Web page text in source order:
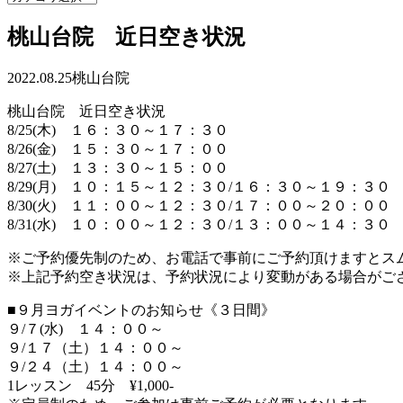
桃山台院 近日空き状況
2022.08.25桃山台院
桃山台院 近日空き状況
8/25(木) １６：３０～１７：３０
8/26(金) １５：３０～１７：００
8/27(土) １３：３０～１５：００
8/29(月) １０：１５～１２：３０/１６：３０～１９：３０
8/30(火) １１：００～１２：３０/１７：００～２０：００
8/31(水) １０：００～１２：３０/１３：００～１４：３０
※ご予約優先制のため、お電話で事前にご予約頂けますとス
※上記予約空き状況は、予約状況により変動がある場合がご
■９月ヨガイベントのお知らせ《３日間》
９/７(水) １４：００～
９/１７（土）１４：００～
９/２４（土）１４：００～
1レッスン 45分 ¥1,000-